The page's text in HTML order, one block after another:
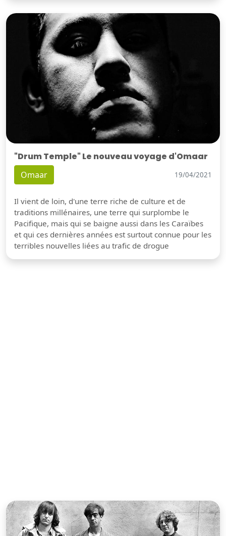
"Drum Temple" Le nouveau voyage d'Omaar
Omaar 19/04/2021
Il vient de loin, d'une terre riche de culture et de
traditions millénaires, une terre qui surplombe le
Pacifique, mais qui se baigne aussi dans les Caraïbes
et qui ces dernières années est surtout connue pour les
terribles nouvelles liées au trafic de drogue